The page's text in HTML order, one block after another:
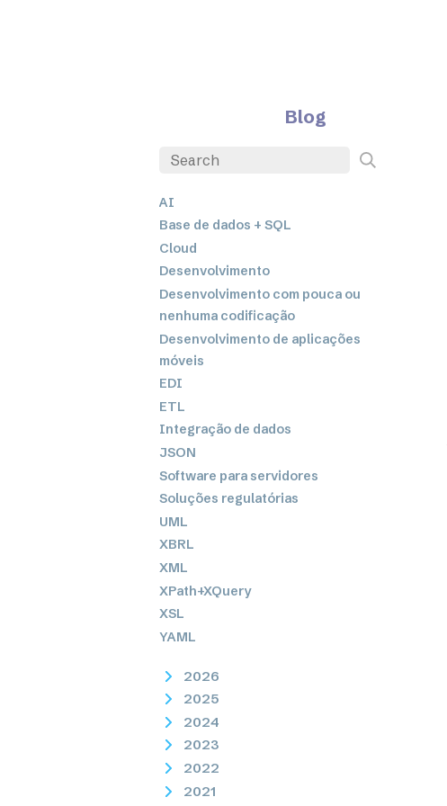
Blog
AI
Base de dados + SQL
Cloud
Desenvolvimento
Desenvolvimento com pouca ou
nenhuma codificação
Desenvolvimento de aplicações
móveis
EDI
ETL
Integração de dados
JSON
Software para servidores
Soluções regulatórias
UML
XBRL
XML
XPath+XQuery
XSL
YAML
2026
2025
2024
2023
2022
2021